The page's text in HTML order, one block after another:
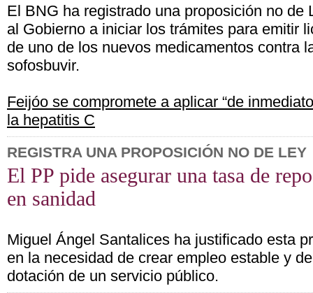
El BNG ha registrado una proposición no de
al Gobierno a iniciar los trámites para emitir
de uno de los nuevos medicamentos contra
sofosbuvir.
Feijóo se compromete a aplicar “de
la hepatitis C
REGISTRA UNA PROPOSICIÓN NO DE LEY
El PP pide asegurar una tasa de
en sanidad
Miguel Ángel Santalices ha justificado esta
en la necesidad de crear empleo estable y
dotación de un servicio público.